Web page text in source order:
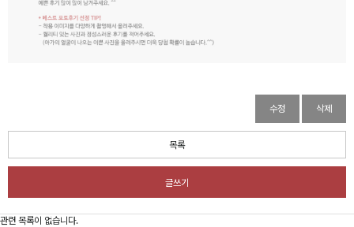
수정 삭제
목록
글쓰기
관련 목록이 없습니다.